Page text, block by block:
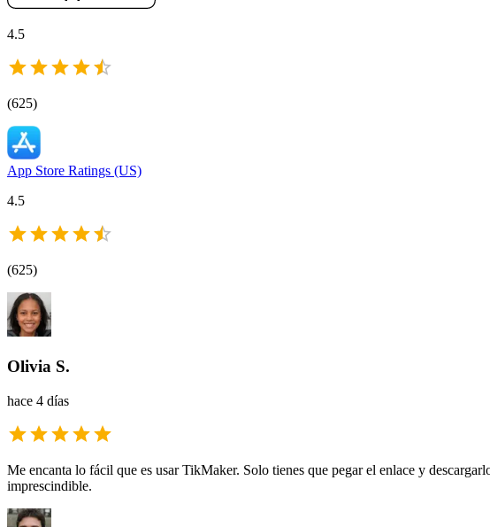
4.5
(625)
App Store Ratings (US)
4.5
(625)
Olivia S.
hace 4 días
Me encanta lo fácil que es usar TikMaker. Solo tienes que pegar el enlace y
imprescindible.